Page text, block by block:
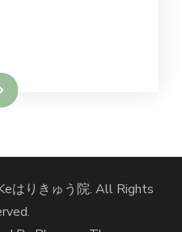
はりきゅう院. All Rights